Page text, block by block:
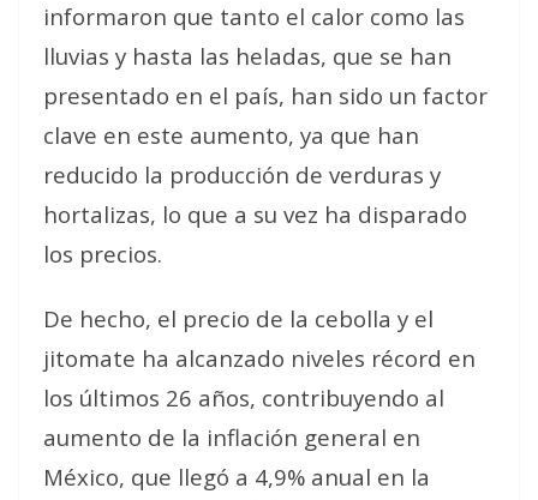
informaron que tanto el calor como las
lluvias y hasta las heladas, que se han
presentado en el país, han sido un factor
clave en este aumento, ya que han
reducido la producción de verduras y
hortalizas, lo que a su vez ha disparado
los precios.
De hecho, el precio de la cebolla y el
jitomate ha alcanzado niveles récord en
los últimos 26 años, contribuyendo al
aumento de la inflación general en
México, que llegó a 4,9% anual en la